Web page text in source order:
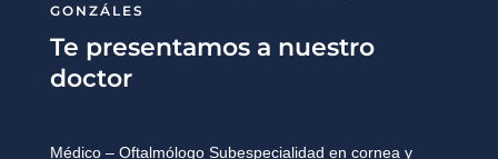
GONZÁLES
Te presentamos a nuestro
doctor
Médico – Oftalmólogo Subespecialidad en cornea y